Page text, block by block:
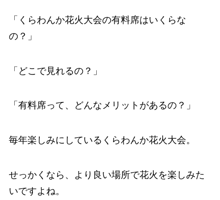
「くらわんか花火大会の有料席はいくらな
の？」
「どこで見れるの？」
「有料席って、どんなメリットがあるの？」
毎年楽しみにしているくらわんか花火大会。
せっかくなら、より良い場所で花火を楽しみた
いですよね。